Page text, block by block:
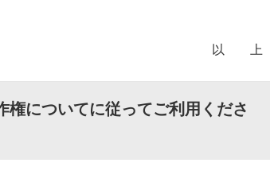
以 上
権についてに従ってご利用くださ